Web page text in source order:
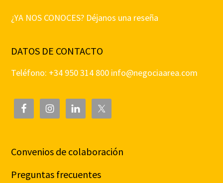
¿YA NOS CONOCES? Déjanos una reseña
DATOS DE CONTACTO
Teléfono: +34 950 314 800 info@negociaarea.com
Convenios de colaboración
Preguntas frecuentes